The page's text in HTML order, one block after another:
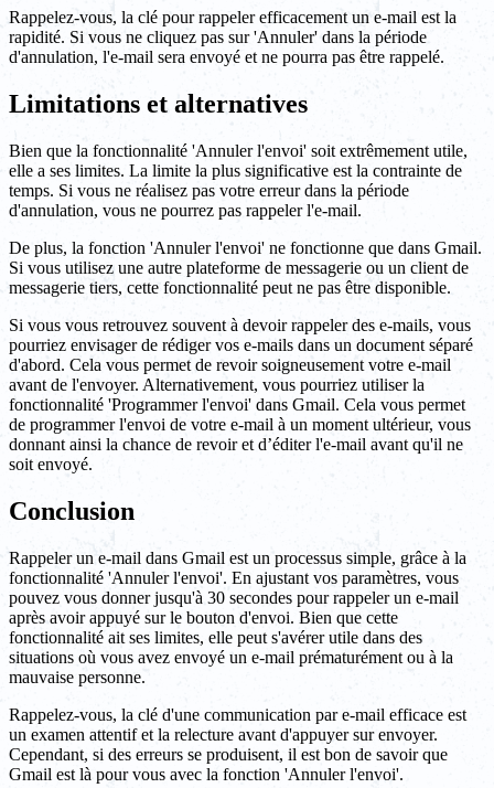
Rappelez-vous, la clé pour rappeler efficacement un e-mail est la
rapidité. Si vous ne cliquez pas sur 'Annuler' dans la période
d'annulation, l'e-mail sera envoyé et ne pourra pas être rappelé.
Limitations et alternatives
Bien que la fonctionnalité 'Annuler l'envoi' soit extrêmement utile,
elle a ses limites. La limite la plus significative est la contrainte de
temps. Si vous ne réalisez pas votre erreur dans la période
d'annulation, vous ne pourrez pas rappeler l'e-mail.
De plus, la fonction 'Annuler l'envoi' ne fonctionne que dans Gmail.
Si vous utilisez une autre plateforme de messagerie ou un client de
messagerie tiers, cette fonctionnalité peut ne pas être disponible.
Si vous vous retrouvez souvent à devoir rappeler des e-mails, vous
pourriez envisager de rédiger vos e-mails dans un document séparé
d'abord. Cela vous permet de revoir soigneusement votre e-mail
avant de l'envoyer. Alternativement, vous pourriez utiliser la
fonctionnalité 'Programmer l'envoi' dans Gmail. Cela vous permet
de programmer l'envoi de votre e-mail à un moment ultérieur, vous
donnant ainsi la chance de revoir et d’éditer l'e-mail avant qu'il ne
soit envoyé.
Conclusion
Rappeler un e-mail dans Gmail est un processus simple, grâce à la
fonctionnalité 'Annuler l'envoi'. En ajustant vos paramètres, vous
pouvez vous donner jusqu'à 30 secondes pour rappeler un e-mail
après avoir appuyé sur le bouton d'envoi. Bien que cette
fonctionnalité ait ses limites, elle peut s'avérer utile dans des
situations où vous avez envoyé un e-mail prématurément ou à la
mauvaise personne.
Rappelez-vous, la clé d'une communication par e-mail efficace est
un examen attentif et la relecture avant d'appuyer sur envoyer.
Cependant, si des erreurs se produisent, il est bon de savoir que
Gmail est là pour vous avec la fonction 'Annuler l'envoi'.